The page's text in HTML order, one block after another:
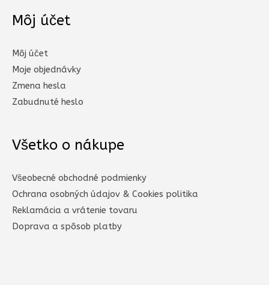
Môj účet
Môj účet
Moje objednávky
Zmena hesla
Zabudnuté heslo
Všetko o nákupe
Všeobecné obchodné podmienky
Ochrana osobných údajov & Cookies politika
Reklamácia a vrátenie tovaru
Doprava a spôsob platby​